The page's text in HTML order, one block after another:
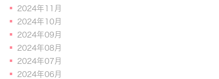
2024年11月
2024年10月
2024年09月
2024年08月
2024年07月
2024年06月